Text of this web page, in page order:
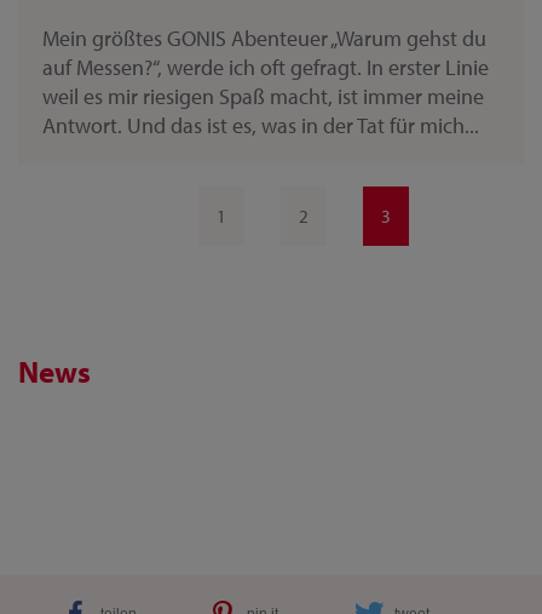
Mein größtes GONIS Abenteuer „Warum gehst du
auf Messen?“, werde ich oft gefragt. In erster Linie
weil es mir riesigen Spaß macht, ist immer meine
Antwort. Und das ist es, was in der Tat für mich...
1 2 3
News